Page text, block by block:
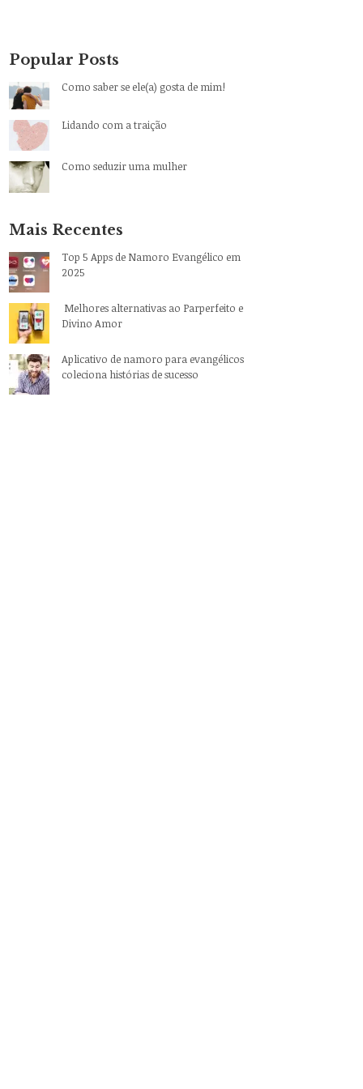
Popular Posts
Como saber se ele(a) gosta de mim!
Lidando com a traição
Como seduzir uma mulher
Mais Recentes
Top 5 Apps de Namoro Evangélico em
2025
Melhores alternativas ao Parperfeito e
Divino Amor
Aplicativo de namoro para evangélicos
coleciona histórias de sucesso